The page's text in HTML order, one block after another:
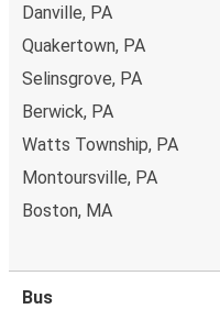
Danville, PA
Quakertown, PA
Selinsgrove, PA
Berwick, PA
Watts Township, PA
Montoursville, PA
Boston, MA
Bus